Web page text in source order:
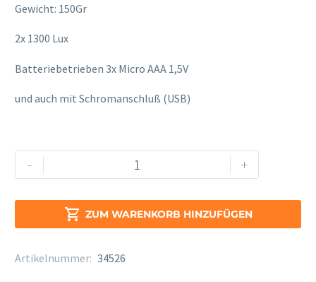
Gewicht: 150Gr
2x 1300 Lux
Batteriebetrieben 3x Micro AAA 1,5V
und auch mit Schromanschluß (USB)
-
Pultleuchte
K
12245
Menge
+
 ZUM WARENKORB HINZUFÜGEN
Alternative:
Artikelnummer: 34526